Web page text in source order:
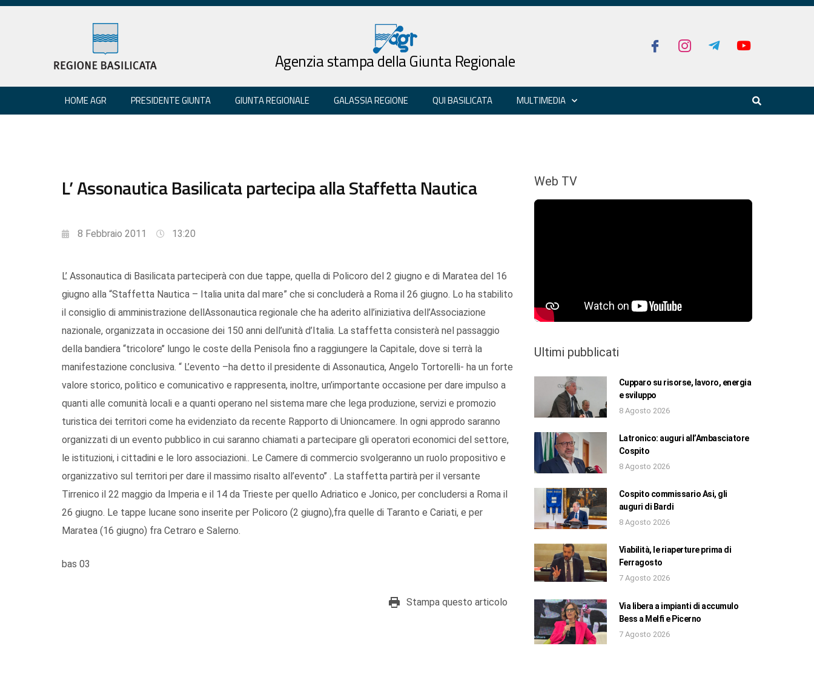
Agenzia stampa della Giunta Regionale
HOME AGR PRESIDENTE GIUNTA GIUNTA REGIONALE GALASSIA REGIONE QUI BASILICATA MULTIMEDIA
L’ Assonautica Basilicata partecipa alla Staffetta Nautica
8 Febbraio 2011 13:20
L’ Assonautica di Basilicata parteciperà con due tappe, quella di Policoro del 2 giugno e di Maratea del 16
giugno alla “Staffetta Nautica – Italia unita dal mare” che si concluderà a Roma il 26 giugno. Lo ha stabilito
il consiglio di amministrazione dellAssonautica regionale che ha aderito all’iniziativa dell’Associazione
nazionale, organizzata in occasione dei 150 anni dell’unità d’Italia. La staffetta consisterà nel passaggio
della bandiera “tricolore’’ lungo le coste della Penisola fino a raggiungere la Capitale, dove si terrà la
manifestazione conclusiva. “ L’evento –ha detto il presidente di Assonautica, Angelo Tortorelli- ha un forte
valore storico, politico e comunicativo e rappresenta, inoltre, un’importante occasione per dare impulso a
quanti alle comunità locali e a quanti operano nel sistema mare che lega produzione, servizi e promozio
turistica dei territori come ha evidenziato da recente Rapporto di Unioncamere. In ogni approdo saranno
organizzati di un evento pubblico in cui saranno chiamati a partecipare gli operatori economici del settore,
le istituzioni, i cittadini e le loro associazioni.. Le Camere di commercio svolgeranno un ruolo propositivo e
organizzativo sul territori per dare il massimo risalto all’evento’’ . La staffetta partirà per il versante
Tirrenico il 22 maggio da Imperia e il 14 da Trieste per quello Adriatico e Jonico, per concludersi a Roma il
26 giugno. Le tappe lucane sono inserite per Policoro (2 giugno),fra quelle di Taranto e Cariati, e per
Maratea (16 giugno) fra Cetraro e Salerno.
bas 03
Stampa questo articolo
Web TV
Ultimi pubblicati
Cupparo su risorse, lavoro, energia
e sviluppo
8 Agosto 2026
Latronico: auguri all’Ambasciatore
Cospito
8 Agosto 2026
Cospito commissario Asi, gli
auguri di Bardi
8 Agosto 2026
Viabilità, le riaperture prima di
Ferragosto
7 Agosto 2026
Via libera a impianti di accumulo
Bess a Melfi e Picerno
7 Agosto 2026